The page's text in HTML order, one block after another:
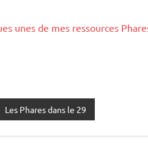
unes de mes ressources
Les Phares dans le 29